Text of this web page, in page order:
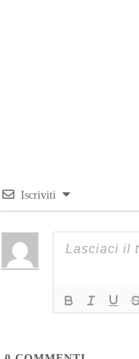
Iscriviti